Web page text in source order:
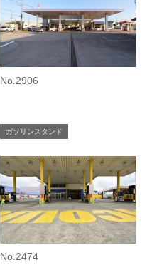
No.2906
ガソリンスタンド
No.2474